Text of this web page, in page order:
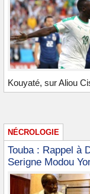
Kouyaté, sur Aliou
NÉCROLOGIE
Touba : Rappel à
Serigne Modou